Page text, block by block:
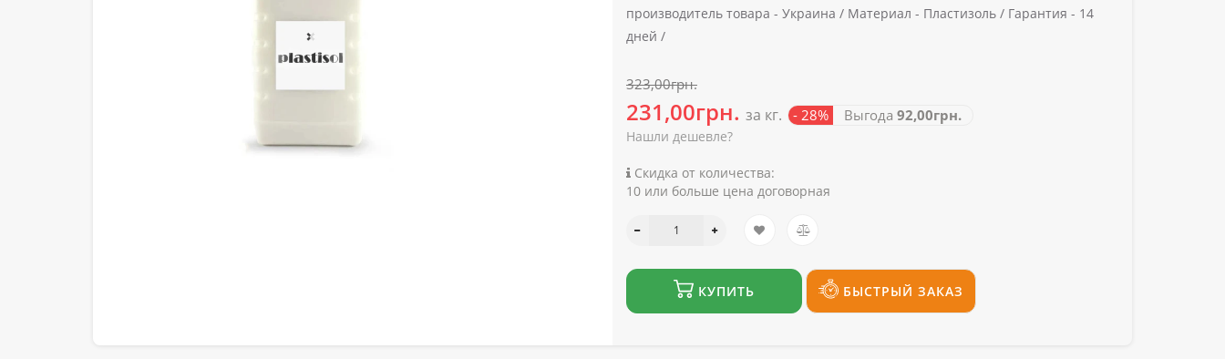
производитель товара - Украина / Материал - Пластизоль / Гарантия - 14
дней /
323,00грн.
231,00грн. за кг. - 28% Выгода 92,00грн.
Нашли дешевле?
Скидка от количества:
10 или больше цена договорная
КУПИТЬ БЫСТРЫЙ ЗАКАЗ